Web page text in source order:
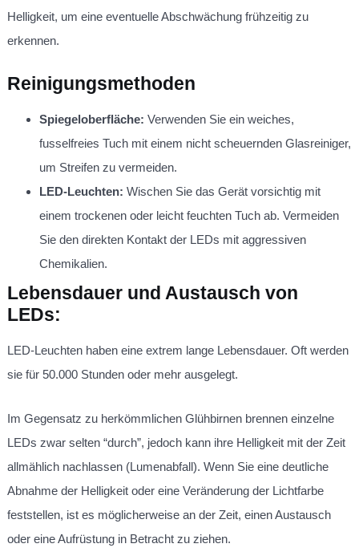
Helligkeit, um eine eventuelle Abschwächung frühzeitig zu
erkennen.
Reinigungsmethoden
Spiegeloberfläche: Verwenden Sie ein weiches,
fusselfreies Tuch mit einem nicht scheuernden Glasreiniger,
um Streifen zu vermeiden.
LED-Leuchten: Wischen Sie das Gerät vorsichtig mit
einem trockenen oder leicht feuchten Tuch ab. Vermeiden
Sie den direkten Kontakt der LEDs mit aggressiven
Chemikalien.
Lebensdauer und Austausch von
LEDs:
LED-Leuchten haben eine extrem lange Lebensdauer. Oft werden
sie für 50.000 Stunden oder mehr ausgelegt.
Im Gegensatz zu herkömmlichen Glühbirnen brennen einzelne
LEDs zwar selten “durch”, jedoch kann ihre Helligkeit mit der Zeit
allmählich nachlassen (Lumenabfall). Wenn Sie eine deutliche
Abnahme der Helligkeit oder eine Veränderung der Lichtfarbe
feststellen, ist es möglicherweise an der Zeit, einen Austausch
oder eine Aufrüstung in Betracht zu ziehen.